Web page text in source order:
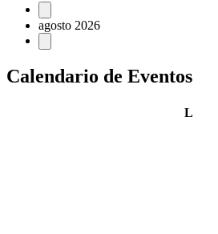
Eventos
agosto 2026
Calendario de Eventos
Llunes